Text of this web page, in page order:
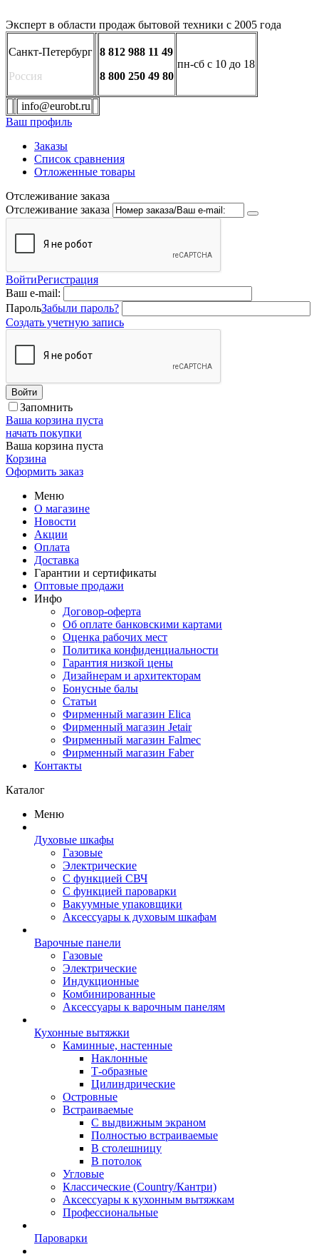
Эксперт в области продаж бытовой техники с 2005 года
Санкт-Петербург
Россия
8 812 988 11 49
8 800 250 49 80
пн-сб с 10 до 18
info@eurobt.ru
Ваш профиль
Заказы
Список сравнения
Отложенные товары
Отслеживание заказа
Отслеживание заказа
ВойтиРегистрация
Ваш e-mail:
ПарольЗабыли пароль?
Создать учетную запись
Войти
Запомнить
Ваша корзина пуста
начать покупки
Ваша корзина пуста
Корзина
Оформить заказ
Меню
О магазине
Новости
Акции
Оплата
Доставка
Гарантии и сертификаты
Оптовые продажи
Инфо
Договор-оферта
Об оплате банковскими картами
Оценка рабочих мест
Политика конфиденциальности
Гарантия низкой цены
Дизайнерам и архитекторам
Бонусные балы
Статьи
Фирменный магазин Elica
Фирменный магазин Jetair
Фирменный магазин Falmec
Фирменный магазин Faber
Контакты
Каталог
Меню
Духовые шкафы
Газовые
Электрические
С функцией СВЧ
С функцией пароварки
Вакуумные упаковщики
Аксессуары к духовым шкафам
Варочные панели
Газовые
Электрические
Индукционные
Комбинированные
Аксессуары к варочным панелям
Кухонные вытяжки
Каминные, настенные
Наклонные
Т-образные
Цилиндрические
Островные
Встраиваемые
С выдвижным экраном
Полностью встраиваемые
В столешницу
В потолок
Угловые
Классические (Country/Кантри)
Аксессуары к кухонным вытяжкам
Профессиональные
Пароварки